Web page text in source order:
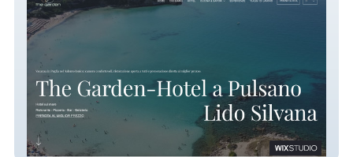
Hotel The garden